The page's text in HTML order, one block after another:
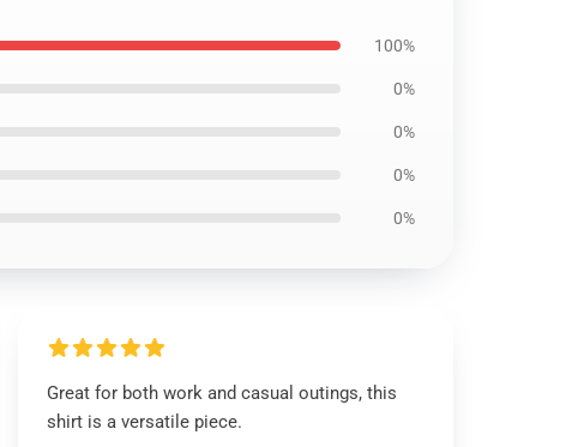
100%
0%
0%
0%
0%
Great for both work and casual outings, this
shirt is a versatile piece.